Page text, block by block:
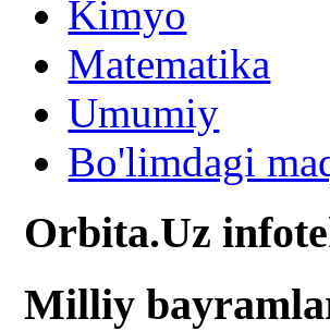
Kimyo
Matematika
Umumiy
Bo'limdagi
Orbita.Uz
Milliy